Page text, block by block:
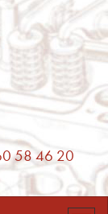
58 46 20